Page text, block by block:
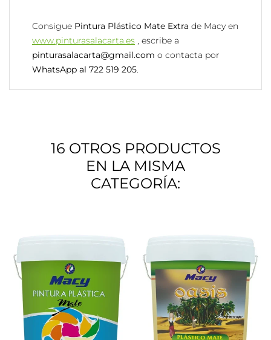
Consigue Pintura Plástico Mate Extra de Macy en
www.pinturasalacarta.es , escribe a
pinturasalacarta@gmail.com o contacta por
WhatsApp al 722 519 205.
16 OTROS PRODUCTOS
EN LA MISMA
CATEGORÍA: